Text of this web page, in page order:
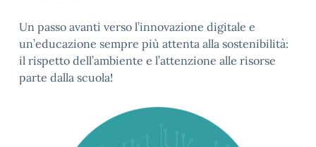
Un passo avanti verso l’innovazione digitale e
un’educazione sempre più attenta alla sostenibilità:
il rispetto dell’ambiente e l’attenzione alle risorse
parte dalla scuola!